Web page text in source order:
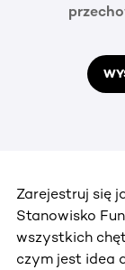
Zarejestruj się
Stanowisko
wszystkich
czym jest idea